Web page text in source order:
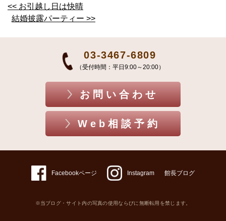
<< お引越し日は快晴
結婚披露パーティー >>
03-3467-6809
（受付時間：平日9:00～20:00）
お問い合わせ
Web相談予約
Facebookページ Instagram 館長ブログ
※当ブログ・サイト内の写真の使用ならびに無断転用を禁じます。